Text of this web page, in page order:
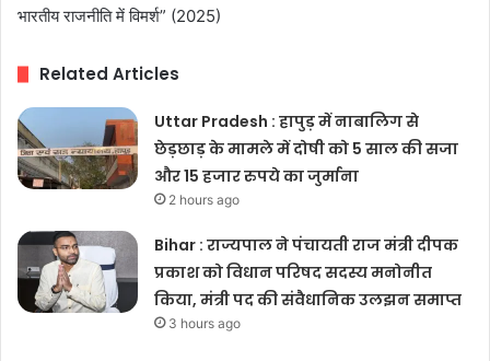
भारतीय राजनीति में विमर्श” (2025)
Related Articles
Uttar Pradesh : हापुड़ में नाबालिग से
छेड़छाड़ के मामले में दोषी को 5 साल की सजा
और 15 हजार रुपये का जुर्माना
2 hours ago
Bihar : राज्यपाल ने पंचायती राज मंत्री दीपक
प्रकाश को विधान परिषद सदस्य मनोनीत
किया, मंत्री पद की संवैधानिक उलझन समाप्त
3 hours ago